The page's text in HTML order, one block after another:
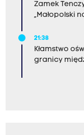
Zamek
„Małopolski
21:38
Kłamstwo
granicy